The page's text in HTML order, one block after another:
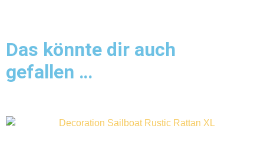
Das könnte dir auch
gefallen …